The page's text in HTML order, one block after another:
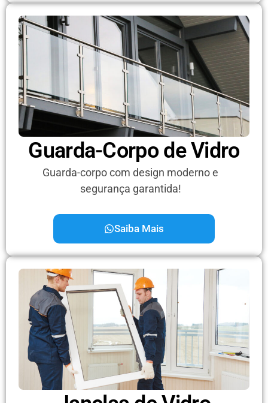
Guarda-Corpo de Vidro
Guarda-corpo com design moderno e
segurança garantida!
Saiba Mais